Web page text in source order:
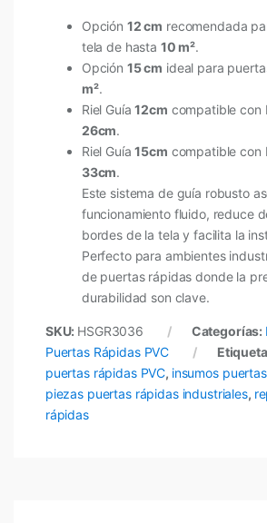
Opción 12 cm recomendada
tela de hasta 10 m².
Opción 15 cm ideal para
m².
Riel Guía12cm compatible con
26cm.
Riel Guía15cm compatible con
33cm.
Este sistema de guía robusto
funcionamiento fluido, reduce
bordes de la tela y facilita la
Perfecto para ambientes
de puertas rápidas donde la
durabilidad son clave.
SKU: HSGR3036 Categorías:
Puertas Rápidas PVC
puertas rápidas PVC, insumos
piezas puertas rápidas industriales,
rápidas